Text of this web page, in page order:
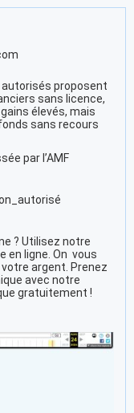
proposent
sans licence,
élevés, mais
sans recours
par l’AMF
? Utilisez notre
en ligne. On vous
argent. Prenez
avec notre
gratuitement !